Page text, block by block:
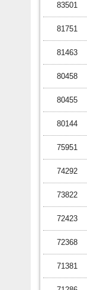
83501
81751
81463
80458
80455
80144
75951
74292
73822
72423
72368
71381